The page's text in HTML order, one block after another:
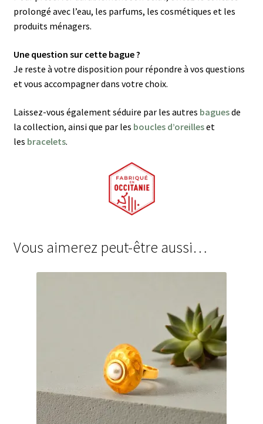
prolongé avec l’eau, les parfums, les cosmétiques et les
produits ménagers.
Une question sur cette bague ?
Je reste à votre disposition pour répondre à vos questions
et vous accompagner dans votre choix.
Laissez-vous également séduire par les autres baguesde
la collection, ainsi que par les boucles d’oreilleset
les bracelets.
Vous aimerez peut-être aussi…